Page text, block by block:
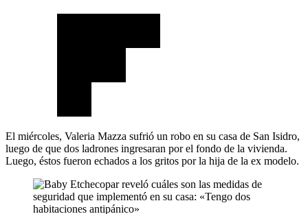
El miércoles, Valeria Mazza sufrió un robo en su casa de San Isidro,
luego de que dos ladrones ingresaran por el fondo de la vivienda.
Luego, éstos fueron echados a los gritos por la hija de la ex modelo.